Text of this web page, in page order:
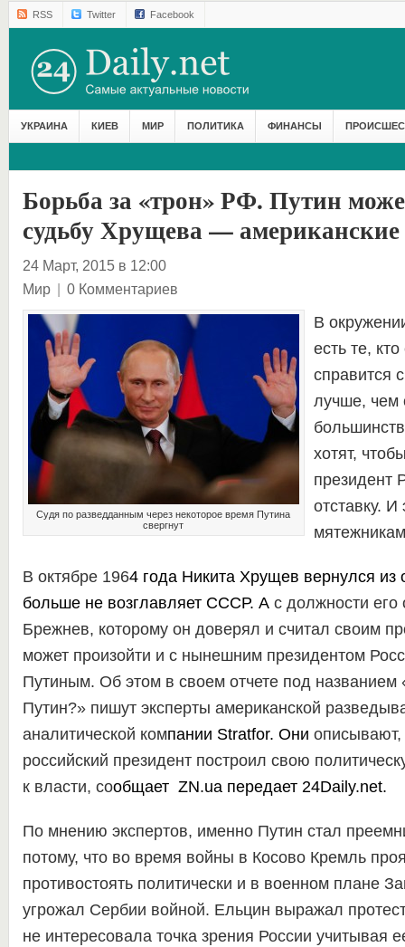
RSS Twitter Facebook
УКРАИНА КИЕВ МИР ПОЛИТИКА ФИНАНСЫ
Борьба за «трон» РФ. Путин
судьбу Хрущева — американские
24 Март, 2015 в 12:00
Мир | 0 Комментариев
Судя по разведданным через некоторое время Путина
свергнут
В
есть те, кто
справится
лучше, чем
хотят,
президент
отставку. И
В октябре 1964 года Никита Хрущев вернулся из
больше не возглавляет СССР. Ас должности его
Брежнев, которому он доверял и считал своим
может произойти и с нынешним президентом
Путиным. Об этом в своем отчете под названием
Путин?» пишут эксперты американской
аналитической компании Stratfor. Они
российский президент построил свою
к власти, сообщает ZN.uaпередает 24Daily.net.
По мнению экспертов, именно Путин стал
потому, что во время войны в Косово Кремль
противостоять политически и в военном плане
угрожал Сербии войной. Ельцин выражал
не интересовала точка зрения России учитывая